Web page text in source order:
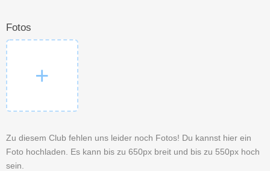
Fotos
Zu diesem Club fehlen uns leider noch Fotos! Du kannst hier ein
Foto hochladen. Es kann bis zu 650px breit und bis zu 550px hoch
sein.